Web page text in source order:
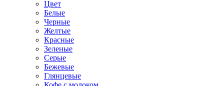
Цвет
Белые
Черные
Желтые
Красные
Зеленые
Серые
Бежевые
Глянцевые